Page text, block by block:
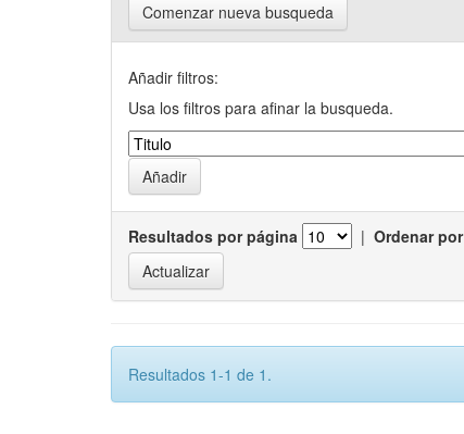
Comenzar nueva busqueda
Añadir filtros:
Usa los filtros para afinar la busqueda.
Resultados por página | Ordenar por
Resultados 1-1 de 1.